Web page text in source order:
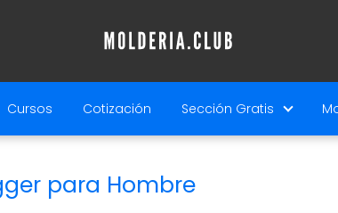
Cursos Cotización Sección Gratis
para Hombre